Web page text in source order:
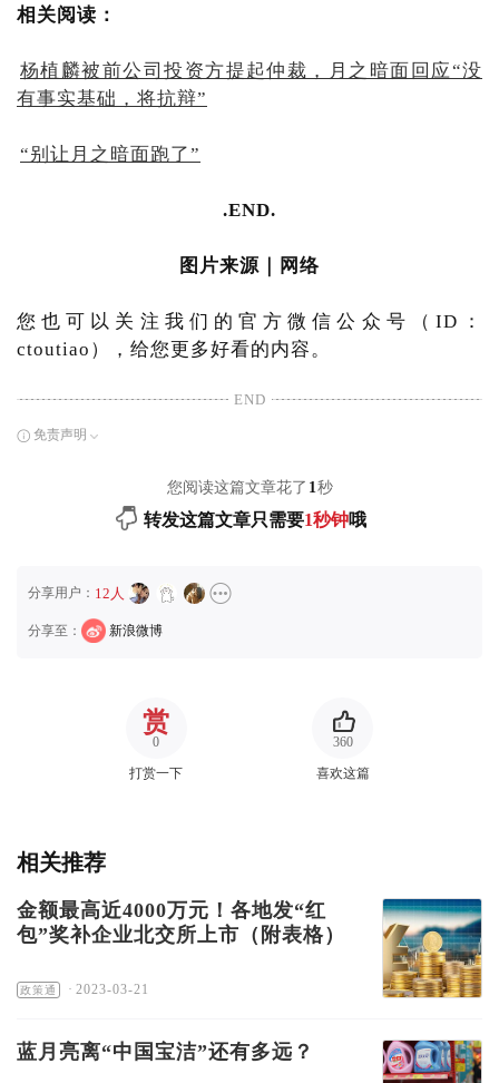
相关阅读：
杨植麟被前公司投资方提起仲裁，月之暗面回应“没
有事实基础，将抗辩”
“别让月之暗面跑了”
.END.
图片来源｜网络
您也可以关注我们的官方微信公众号（ID：
ctoutiao），给您更多好看的内容。
END
免责声明
您阅读这篇文章花了 1秒
转发这篇文章只需要1秒钟哦
分享用户： 12人
分享至： 新浪微博
打赏一下
赏
0
喜欢这篇
360
相关推荐
金额最高近4000万元！各地发“红
包”奖补企业北交所上市（附表格）
政策通 · 2023-03-21
蓝月亮离“中国宝洁”还有多远？